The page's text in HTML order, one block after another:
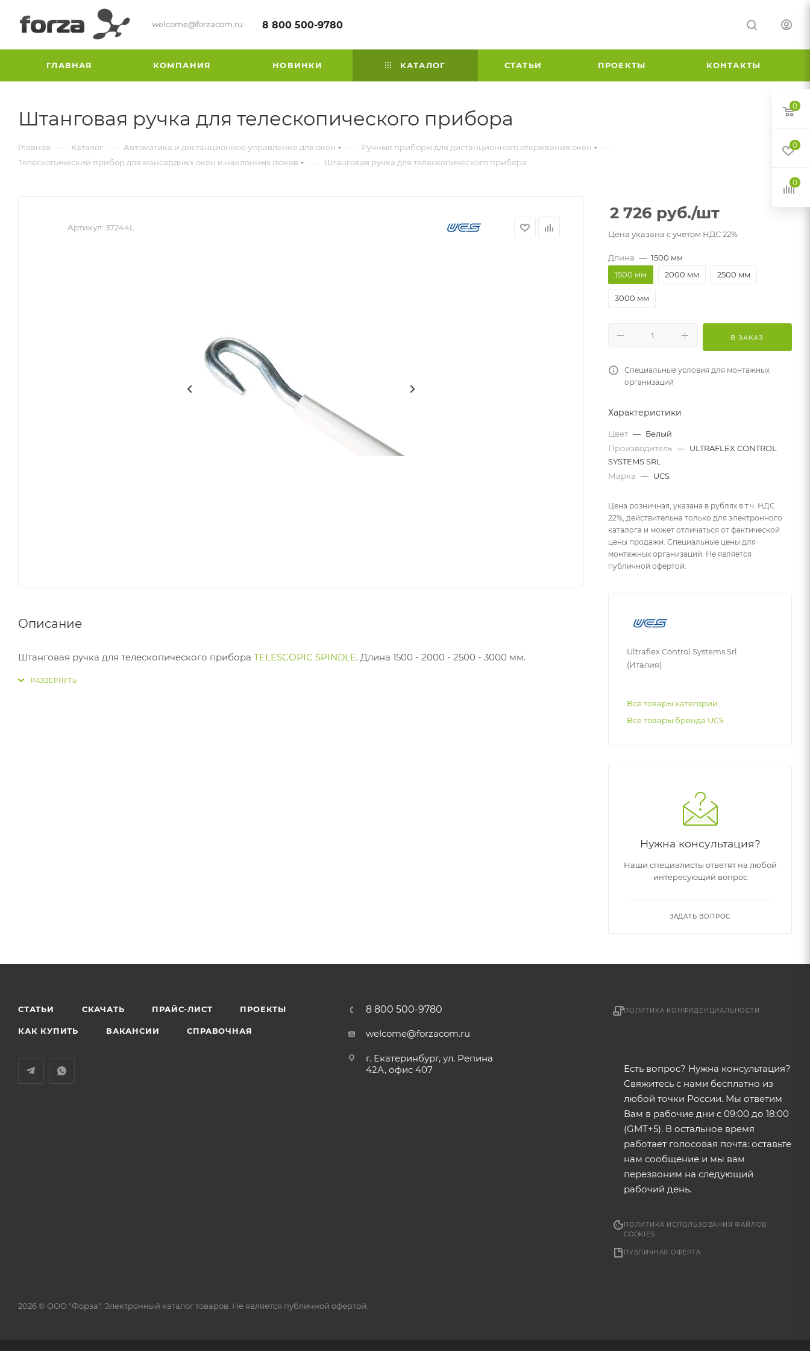
welcome@forzacom.ru 8 800 500-9780
ГЛАВНАЯ КОМПАНИЯ НОВИНКИ КАТАЛОГ СТАТЬИ ПРОЕКТЫ КОНТАКТЫ
Штанговая ручка для телескопического прибора
Главная — Каталог — Автоматика и дистанционное управление для окон — Ручные приборы для дистанционного открывания окон —
Телескопический прибор для мансардных окон и наклонных люков — Штанговая ручка для телескопического прибора
Артикул: 37244L
Описание
Штанговая ручка для телескопического прибора TELESCOPIC SPINDLE. Длина 1500 - 2000 - 2500 - 3000 мм.
2 726 руб./шт
Цена указана с учетом НДС 22%
Длина — 1500 мм
1500 мм
2000 мм 2500 мм
3000 мм
В ЗАКАЗ
Специальные условия для монтажных
организаций
Характеристики
Цвет — Белый
Производитель — ULTRAFLEX CONTROL
SYSTEMS SRL
Марка — UCS
Цена розничная, указана в рублях в т.ч. НДС
22%, действительна только для электронного
каталога и может отличаться от фактической
цены продажи. Специальные цены для
монтажных организаций. Не является
публичной офертой.
Ultraflex Control Systems Srl
(Италия)
Все товары категории
Все товары бренда UCS
Нужна консультация?
Наши специалисты ответят на любой
интересующий вопрос
ЗАДАТЬ ВОПРОС
СТАТЬИ СКАЧАТЬ ПРАЙС-ЛИСТ ПРОЕКТЫ
КАК КУПИТЬ ВАКАНСИИ СПРАВОЧНАЯ
8 800 500-9780
welcome@forzacom.ru
г. Екатеринбург, ул. Репина
42А, офис 407
ПОЛИТИКА КОНФИДЕНЦИАЛЬНОСТИ
Есть вопрос? Нужна консультация?
Свяжитесь с нами бесплатно из
любой точки России. Мы ответим
Вам в рабочие дни с 09:00 до 18:00
(GMT+5). В остальное время
работает голосовая почта: оставьте
нам сообщение и мы вам
перезвоним на следующий
рабочий день.
ПОЛИТИКА ИСПОЛЬЗОВАНИЯ ФАЙЛОВ
COOKIES
ПУБЛИЧНАЯ ОФЕРТА
2026 © ООО "Форза". Электронный каталог товаров. Не является публичной офертой.
0
0
0